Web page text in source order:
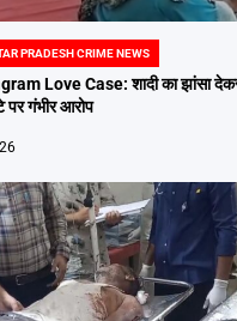
PRADESH CRIME NEWS
Love Case: शादी का झांसा देकर
पर गंभीर आरोप